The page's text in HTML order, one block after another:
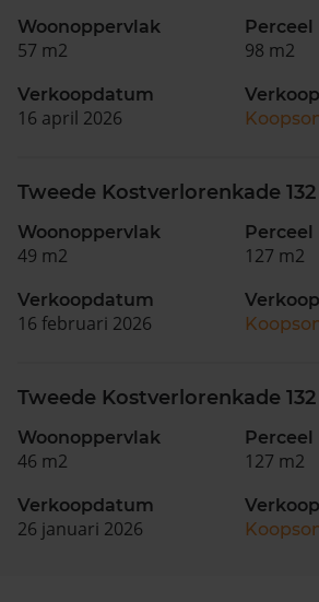
Woonoppervlak
57 m2
Perceel
98 m2
Verkoopdatum
16 april 2026
Tweede Kostverlorenkade 132
Woonoppervlak
49 m2
Perceel
127 m2
Verkoopdatum
16 februari 2026
Tweede Kostverlorenkade 132
Woonoppervlak
46 m2
Perceel
127 m2
Verkoopdatum
26 januari 2026